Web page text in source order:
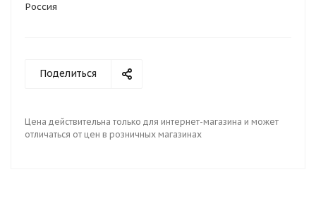
Россия
Поделиться
Цена действительна только для интернет-магазина и может
отличаться от цен в розничных магазинах